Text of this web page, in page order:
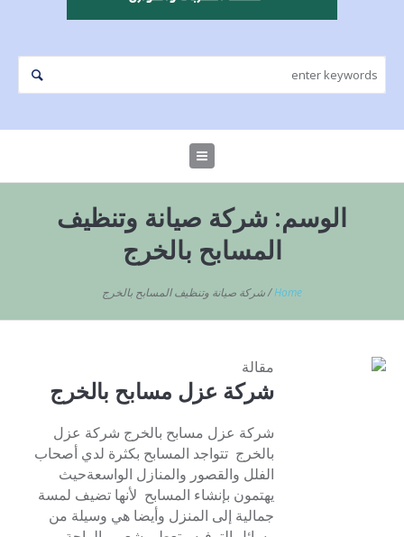
الوسم: شركة صيانة وتنظيف
المسابح بالخرج
Home
/شركة صيانة وتنظيف المسابح بالخرج
مقالة
شركة عزل مسابح بالخرج
شركة عزل مسابح بالخرج شركة عزل
بالخرج تتواجد المسابح بكثرة لدي أصحاب
الفلل والقصور والمنازل الواسعةحيث
يهتمون بإنشاء المسابح لأنها تضيف لمسة
جمالية إلى المنزل وأيضا هي وسيلة من